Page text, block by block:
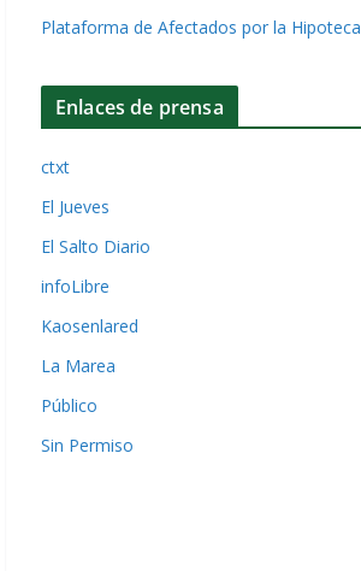
Plataforma de Afectados por la Hipoteca
Enlaces de prensa
ctxt
El Jueves
El Salto Diario
infoLibre
Kaosenlared
La Marea
Público
Sin Permiso